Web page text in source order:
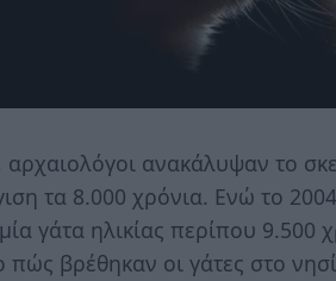
αρχαιολόγοι ανακάλυψαν το
τα 8.000 χρόνια. Ενώ το
γάτα ηλικίας περίπου
πώς βρέθηκαν οι γάτες στο